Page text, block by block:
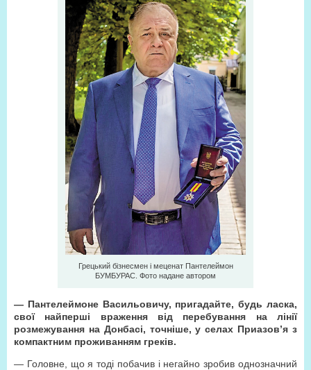
Грецький бізнесмен і меценат Пантелеймон
БУМБУРАС. Фото надане автором
— Пантелеймоне Васильовичу, пригадайте, будь ласка,
свої найперші враження від перебування на лінії
розмежування на Донбасі, точніше, у селах Приазов’я з
компактним проживанням греків.
— Головне, що я тоді побачив і негайно зробив однозначний